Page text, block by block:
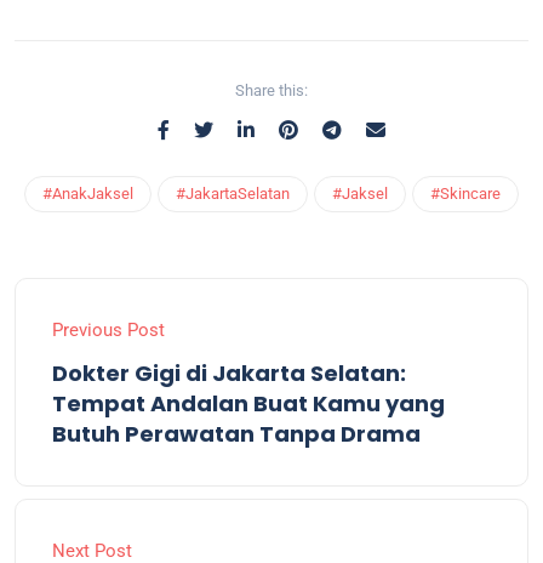
Share this:
#AnakJaksel #JakartaSelatan #Jaksel #Skincare
Previous Post
Dokter Gigi di Jakarta Selatan:
Tempat Andalan Buat Kamu yang
Butuh Perawatan Tanpa Drama
Next Post